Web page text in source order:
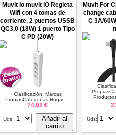
Muvit Io muvit iO Regleta
Wifi con 4 tomas de
corriente, 2 puertos USSB
QC3.0 (18W) 1 puerto Tipo
C PD (20W)
Clasificación: Marcas
PropiasCategorías:Hogar ...
74,98 €
Uds:
Añadir al
carrito
Muvit For
change
C 3A/
Uds: